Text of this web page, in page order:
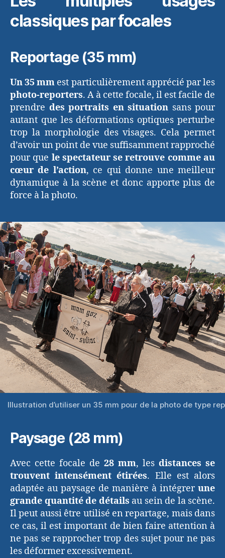
classiques par focales
Reportage (35 mm)
Un 35 mm est particulièrement apprécié par les
photo-reporters. A à cette focale, il est facile de
prendre des portraits en situation sans pour
autant que les déformations optiques perturbe
trop la morphologie des visages. Cela permet
d’avoir un point de vue suffisamment rapproché
pour que le spectateur se retrouve comme au
cœur de l’action, ce qui donne une meilleur
dynamique à la scène et donc apporte plus de
force à la photo.
Illustration d’utiliser un 35 mm pour de la photo de type
Paysage (28 mm)
Avec cette focale de 28 mm, les distances se
trouvent intensément étirées. Elle est alors
adaptée au paysage de manière à intégrer une
grande quantité de détails au sein de la scène.
Il peut aussi être utilisé en repartage, mais dans
ce cas, il est important de bien faire attention à
ne pas se rapprocher trop des sujet pour ne pas
les déformer excessivement.